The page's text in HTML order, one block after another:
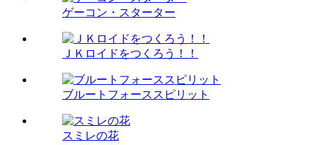
ゲーコン・スターター
ＪＫロイドをつくろう！！
ブルートフォーススピリット
スミレの花